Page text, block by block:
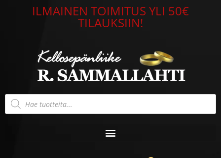
ILMAINEN TOIMITUS YLI 50€
TILAUKSIIN!
Products
search